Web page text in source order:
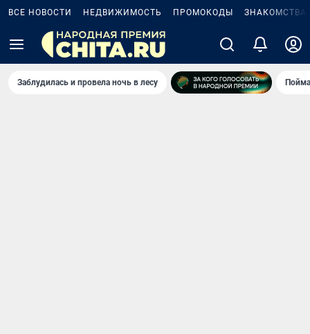
ВСЕ НОВОСТИ НЕДВИЖИМОСТЬ ПРОМОКОДЫ ЗНАКОМСТВА
Заблудилась и провела ночь в лесу